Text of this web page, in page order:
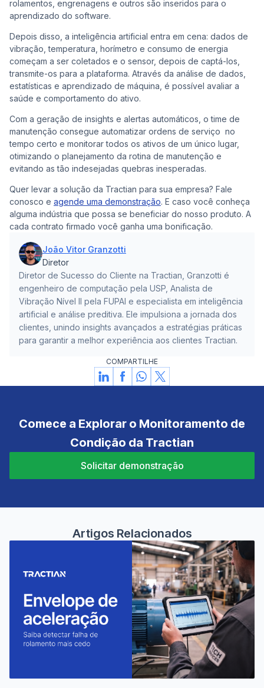
rolamentos, engrenagens e outros são inseridos para o
aprendizado do software.
Depois disso, a inteligência artificial entra em cena: dados de
vibração, temperatura, horímetro e consumo de energia
começam a ser coletados e o sensor, depois de captá-los,
transmite-os para a plataforma. Através da análise de dados,
estatísticas e aprendizado de máquina, é possível avaliar a
saúde e comportamento do ativo.
Com a geração de insights e alertas automáticos, o time de
manutenção consegue automatizar ordens de serviço no
tempo certo e monitorar todos os ativos de um único lugar,
otimizando o planejamento da rotina de manutenção e
evitando as tão indesejadas quebras inesperadas.
Quer levar a solução da Tractian para sua empresa? Fale
conosco e agende uma demonstração. E caso você conheça
alguma indústria que possa se beneficiar do nosso produto. A
cada contrato firmado você ganha uma bonificação.
João Vitor Granzotti
Diretor
Diretor de Sucesso do Cliente na Tractian, Granzotti é
engenheiro de computação pela USP, Analista de
Vibração Nível II pela FUPAI e especialista em inteligência
artificial e análise preditiva. Ele impulsiona a jornada dos
clientes, unindo insights avançados a estratégias práticas
para garantir a melhor experiência aos clientes Tractian.
COMPARTILHE
Comece a Explorar o Monitoramento de
Condição da Tractian
Solicitar demonstração
Artigos Relacionados